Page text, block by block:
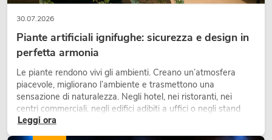
30.07.2026
Piante artificiali ignifughe: sicurezza e design in
perfetta armonia
Le piante rendono vivi gli ambienti. Creano un’atmosfera
piacevole, migliorano l’ambiente e trasmettono una
sensazione di naturalezza. Negli hotel, nei ristoranti, nei
centri commerciali, negli edifici adibiti a uffici o negli stand
fieristici, una vegetazione di alta qualità è ormai parte
integrante dei moderni progetti di arredamento.
Leggi ora